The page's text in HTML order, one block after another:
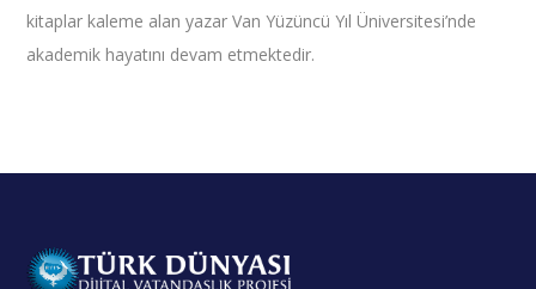
kitaplar kaleme alan yazar Van Yüzüncü Yıl Üniversitesi’nde
akademik hayatını devam etmektedir.